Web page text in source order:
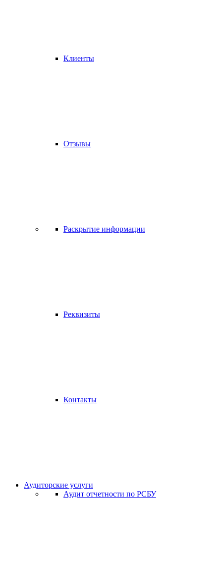
Клиенты
Отзывы
Раскрытие информации
Реквизиты
Контакты
Аудиторские услуги
Аудит отчетности по РСБУ